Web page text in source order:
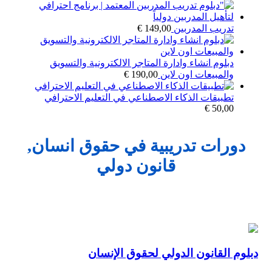
تدريب المدربين € 149,00
دبلوم انشاء وادارة المتاجر الالكترونية والتسويق
والمبيعات اون لاين
€ 190,00
تطبيقات الذكاء الاصطناعي في التعليم الاحترافي
€ 50,00
دورات تدريبية في حقوق انسان,
قانون دولي
دبلوم القانون الدولي لحقوق الإنسان